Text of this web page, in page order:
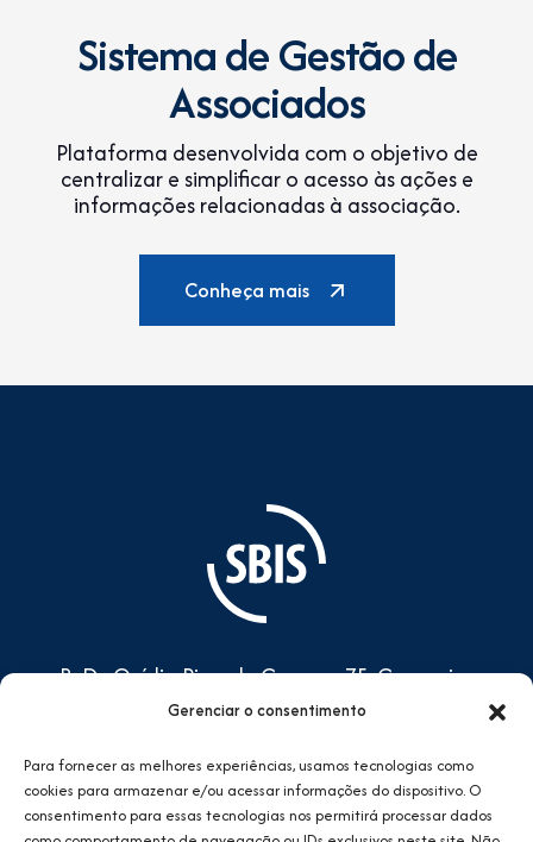
Gerenciar o consentimento
Para fornecer as melhores experiências, usamos tecnologias como
cookies para armazenar e/ou acessar informações do dispositivo. O
consentimento para essas tecnologias nos permitirá processar dados
Sistema de Gestão de
Associados
Plataforma desenvolvida com o objetivo de
centralizar e simplificar o acesso às ações e
informações relacionadas à associação.
Conheça mais
R. Dr. Ovídio Pires de Campos,75, Cerqueira
César, São Paulo/SP - CEP: 05401-000
Complexo do HCFMUSP
sbis@sbis.org.br